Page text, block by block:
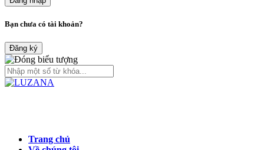
Bạn chưa có tài khoản?
Đăng ký
Trang chủ